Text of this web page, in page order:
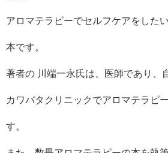
アロマテラピーでセルフケアをした
本です。
著者の 川端一永氏は、医師であり、
カワバタクリニックでアロマテラピ
す。